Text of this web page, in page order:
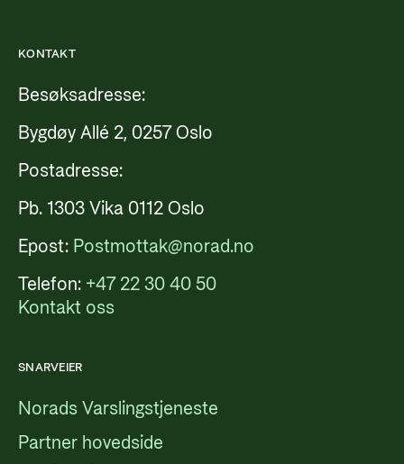
KONTAKT
Besøksadresse:
Bygdøy Allé 2, 0257 Oslo
Postadresse:
Pb. 1303 Vika 0112 Oslo
Epost: Postmottak@norad.no
Telefon: +47 22 30 40 50
Kontakt oss
SNARVEIER
Norads Varslingstjeneste
Partner hovedside